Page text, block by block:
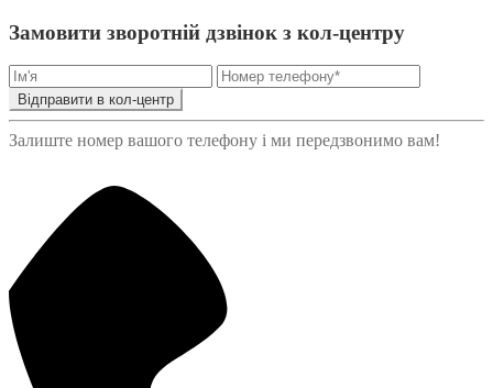
Замовити зворотній дзвінок з кол-центру
Відправити в кол-центр
Залиште номер вашого телефону і ми передзвонимо вам!